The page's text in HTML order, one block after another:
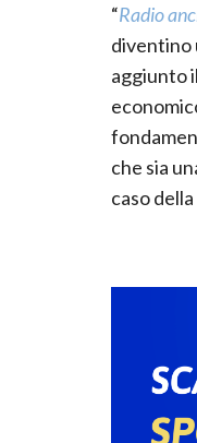
“Radio
diventino
aggiunto
che sia
caso